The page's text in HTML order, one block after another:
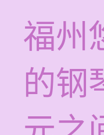
福州
的钢